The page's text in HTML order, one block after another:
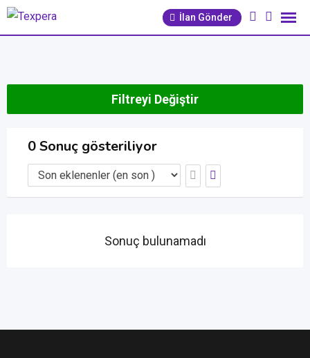
İçeriğe
İlan Gönder
Filtreyi Değiştir
0 Sonuç gösteriliyor
Sonuç bulunamadı